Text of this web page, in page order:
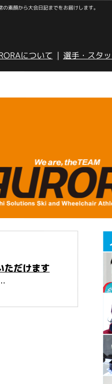
素顔から大会日記までをお届けします。
について 選手・スタ
だけます